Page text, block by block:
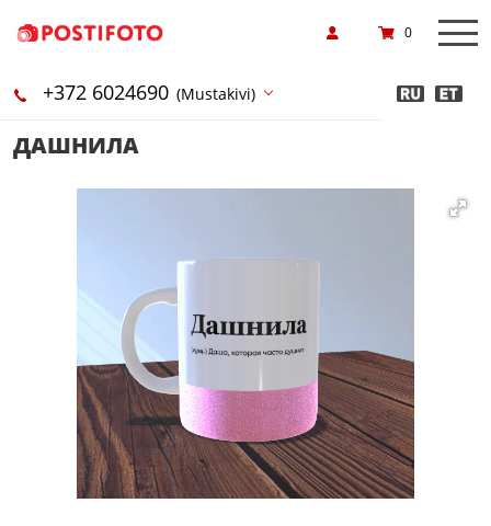
+372 6024690 (Mustakivi)
0
ДАШНИЛА